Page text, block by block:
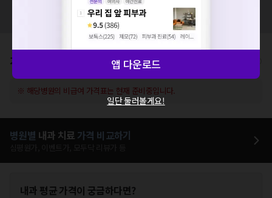
혹시 잘못된 병원정보가 있나요?
모두닥 팀에 알려주세요!
가격표
※ 해당병원의 비급여 가격표는 현재 준비중입니다.
병원별 내과 치료 가격 비교하기
내과 평균 가격이 궁금하다면?
앱 다운로드
일단 둘러볼게요!